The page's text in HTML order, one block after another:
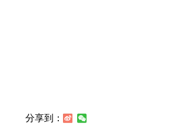
分享到：